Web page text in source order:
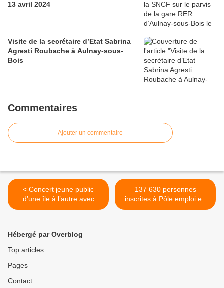
13 avril 2024
Visite de la secrétaire d’Etat Sabrina
Agresti Roubache à Aulnay-sous-
Bois
Commentaires
Ajouter un commentaire
< Concert jeune public
d’une île à l’autre avec
Serena Fisseau aujourd’hui
137 630 personnes
inscrites à Pôle emploi en
Seine-Saint-Denis >
Hébergé par Overblog
Top articles
Pages
Contact